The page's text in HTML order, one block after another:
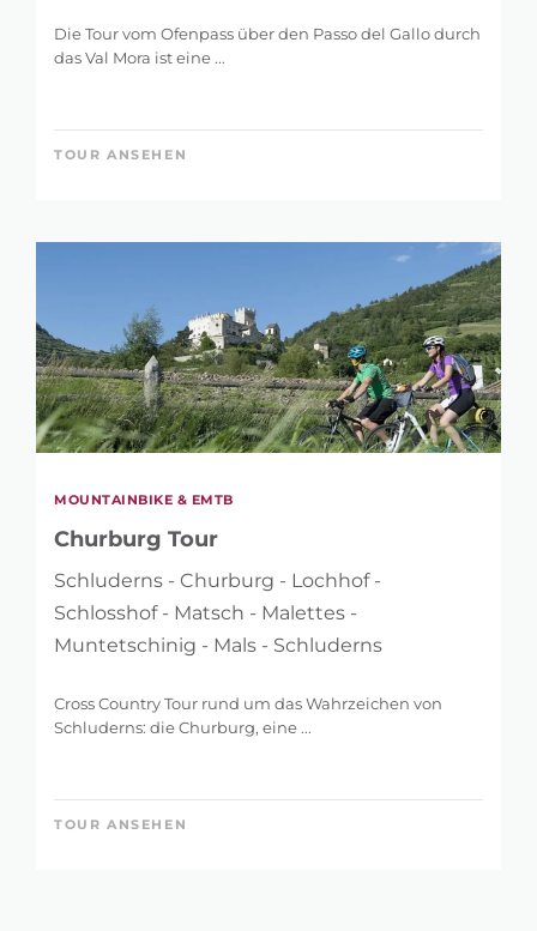
Die Tour vom Ofenpass über den Passo del Gallo durch
das Val Mora ist eine ...
TOUR ANSEHEN
MOUNTAINBIKE & EMTB
Churburg Tour
Schluderns - Churburg - Lochhof -
Schlosshof - Matsch - Malettes -
Muntetschinig - Mals - Schluderns
Cross Country Tour rund um das Wahrzeichen von
Schluderns: die Churburg, eine ...
TOUR ANSEHEN